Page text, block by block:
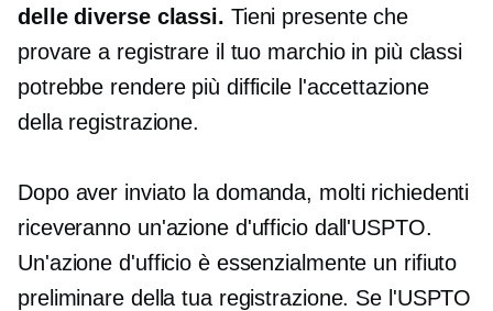
delle diverse classi. Tieni presente che
provare a registrare il tuo marchio in più classi
potrebbe rendere più difficile l'accettazione
della registrazione.
Dopo aver inviato la domanda, molti richiedenti
riceveranno un'azione d'ufficio dall'USPTO.
Un'azione d'ufficio è essenzialmente un rifiuto
preliminare della tua registrazione. Se l'USPTO